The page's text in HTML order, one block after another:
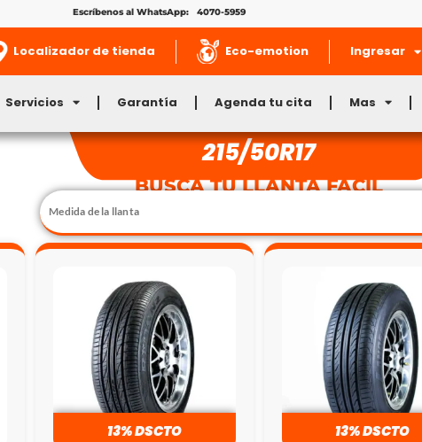
Escríbenos al WhatsApp: 4070-5959
Localizador de tienda Eco-emotion Ingresar
Servicios Garantía Agenda tu cita Mas
215/50R17
BUSCA TU LLANTA FÁCIL
13% DSCTO 13% DSCTO